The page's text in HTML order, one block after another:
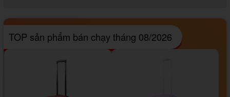
TOP sản phẩm bán chạy tháng 08/2026